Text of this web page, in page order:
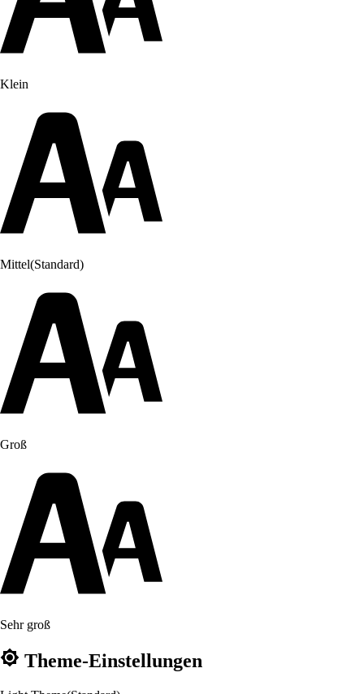
Klein
Mittel(Standard)
Groß
Sehr groß
Theme-Einstellungen